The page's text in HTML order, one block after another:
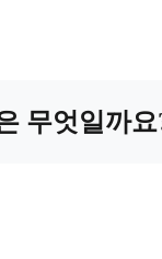
무엇일까요